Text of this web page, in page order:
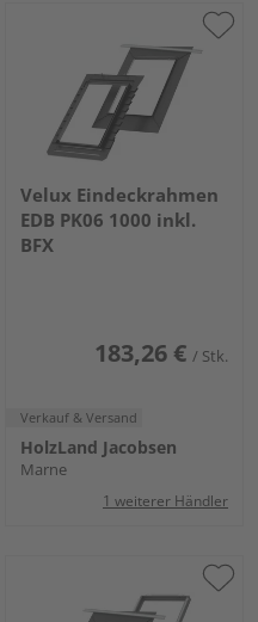
Velux Eindeckrahmen
EDB PK06 1000 inkl.
BFX
183,26 € / Stk.
Verkauf & Versand
HolzLand Jacobsen
Marne
1 weiterer Händler